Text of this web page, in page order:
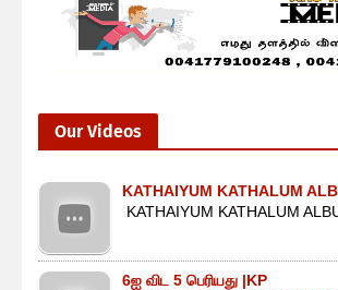
Our Videos
KATHAIYUM KATHALUM
KATHAIYUM KATHALUM
6ஐ விட 5 பெரியது |KP